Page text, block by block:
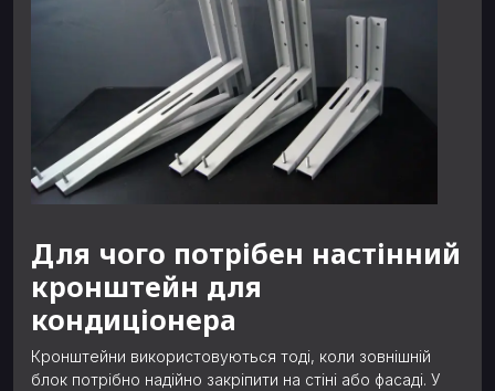
Для чого потрібен настінний
кронштейн для
кондиціонера
Кронштейни використовуються тоді, коли зовнішній
блок потрібно надійно закріпити на стіні або фасаді. У